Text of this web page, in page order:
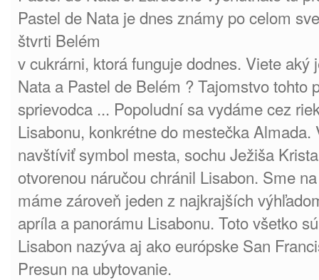
Pastel de Nata je dnes známy po celom
štvrti Belém
v cukrárni, ktorá funguje dodnes. Viete aký
Nata a Pastel de Belém ? Tajomstvo tohto
sprievodca ... Popoludní sa vydáme cez
Lisabonu, konkrétne do mestečka
navštíviť symbol mesta, sochu Ježiša
otvorenou náručou chránil Lisabon. Sme
máme zároveň jeden z najkrajších
apríla a panorámu Lisabonu. Toto všetko
Lisabon nazýva aj ako európske San
Presun na ubytovanie.